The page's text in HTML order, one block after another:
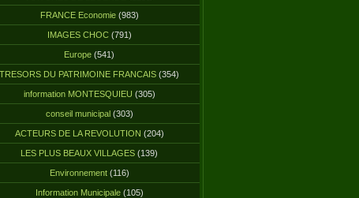
FRANCE Economie(983)
IMAGES CHOC(791)
Europe (541)
TRESORS DU PATRIMOINE FRANCAIS (354)
information MONTESQUIEU (305)
conseil municipal(303)
ACTEURS DE LA REVOLUTION (204)
LES PLUS BEAUX VILLAGES (139)
Environnement(116)
Information Municipale(105)